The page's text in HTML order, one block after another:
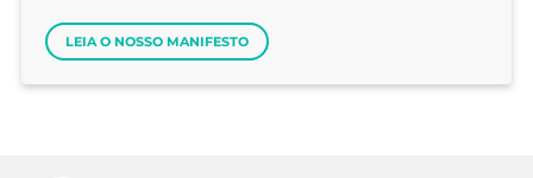
LEIA O NOSSO MANIFESTO